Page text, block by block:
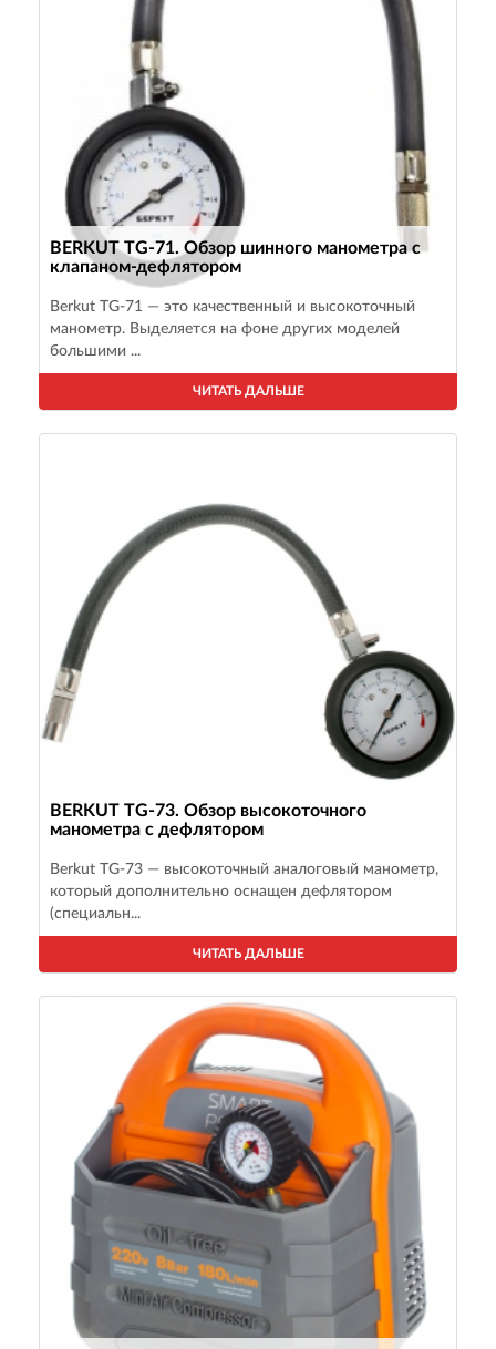
BERKUT TG-71. Обзор шинного манометра с
клапаном-дефлятором
Berkut TG-71 — это качественный и высокоточный
манометр. Выделяется на фоне других моделей
большими ...
ЧИТАТЬ ДАЛЬШЕ
BERKUT TG-73. Обзор высокоточного
манометра с дефлятором
Berkut TG-73 — высокоточный аналоговый манометр,
который дополнительно оснащен дефлятором
(специальн...
ЧИТАТЬ ДАЛЬШЕ